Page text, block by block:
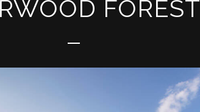
FOREST